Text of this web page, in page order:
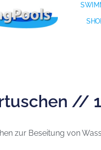
//
zur Beseitung von